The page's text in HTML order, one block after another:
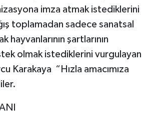
imza atmak istediklerini
toplamadan sadece sanatsal
hayvanlarının şartlarının
olmak istediklerini vurgulayan
Karakaya “Hızla amacımıza